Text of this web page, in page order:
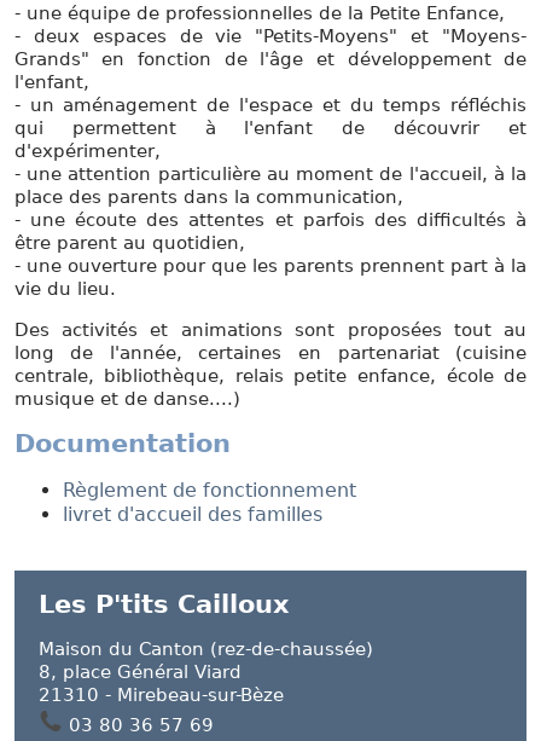
- une équipe de professionnelles de la Petite Enfance,
- deux espaces de vie "Petits-Moyens" et "Moyens-
Grands" en fonction de l'âge et développement de
l'enfant,
- un aménagement de l'espace et du temps réfléchis
qui permettent à l'enfant de découvrir et
d'expérimenter,
- une attention particulière au moment de l'accueil, à la
place des parents dans la communication,
- une écoute des attentes et parfois des difficultés à
être parent au quotidien,
- une ouverture pour que les parents prennent part à la
vie du lieu.
Des activités et animations sont proposées tout au
long de l'année, certaines en partenariat (cuisine
centrale, bibliothèque, relais petite enfance, école de
musique et de danse....)
Documentation
Règlement de fonctionnement
livret d'accueil des familles
Les P'tits Cailloux
Maison du Canton (rez-de-chaussée)
8, place Général Viard
21310 - Mirebeau-sur-Bèze
03 80 36 57 69